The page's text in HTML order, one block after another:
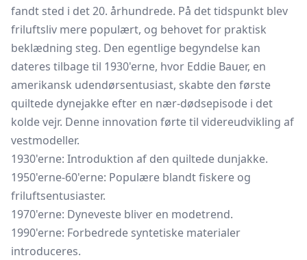
fandt sted i det 20. århundrede. På det tidspunkt blev
friluftsliv mere populært, og behovet for praktisk
beklædning steg. Den egentlige begyndelse kan
dateres tilbage til 1930'erne, hvor Eddie Bauer, en
amerikansk udendørsentusiast, skabte den første
quiltede dynejakke efter en nær-dødsepisode i det
kolde vejr. Denne innovation førte til videreudvikling af
vestmodeller.
1930'erne: Introduktion af den quiltede dunjakke.
1950'erne-60'erne: Populære blandt fiskere og
friluftsentusiaster.
1970'erne: Dyneveste bliver en modetrend.
1990'erne: Forbedrede syntetiske materialer
introduceres.